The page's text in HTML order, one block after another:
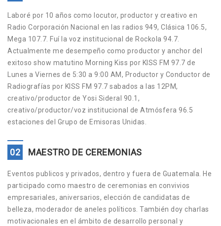
Laboré por 10 años como locutor, productor y creativo en
Radio Corporación Nacional en las radios 949, Clásica 106.5,
Mega 107.7. Fuí la voz institucional de Rockola 94.7.
Actualmente me desempeño como productor y anchor del
exitoso show matutino Morning Kiss por KISS FM 97.7 de
Lunes a Viernes de 5:30 a 9:00 AM, Productor y Conductor de
Radiografías por KISS FM 97.7 sabados a las 12PM,
creativo/productor de Yosi Sideral 90.1,
creativo/productor/voz institucional de Atmósfera 96.5
estaciones del Grupo de Emisoras Unidas.
02 MAESTRO DE CEREMONIAS
Eventos publicos y privados, dentro y fuera de Guatemala. He
participado como maestro de ceremonias en convivios
empresariales, aniversarios, elección de candidatas de
belleza, moderador de aneles políticos. También doy charlas
motivacionales en el ámbito de desarrollo personal y